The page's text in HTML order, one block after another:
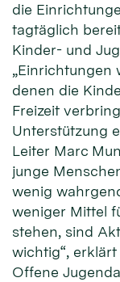
die
tagtäglich
Kinder- und
„Einrichtungen
denen die
Freizeit
Unterstützung
Leiter Marc
junge
wenig
weniger Mittel
stehen, sind
wichtig“,
Offene